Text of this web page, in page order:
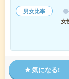
男女比率
女
気になる!